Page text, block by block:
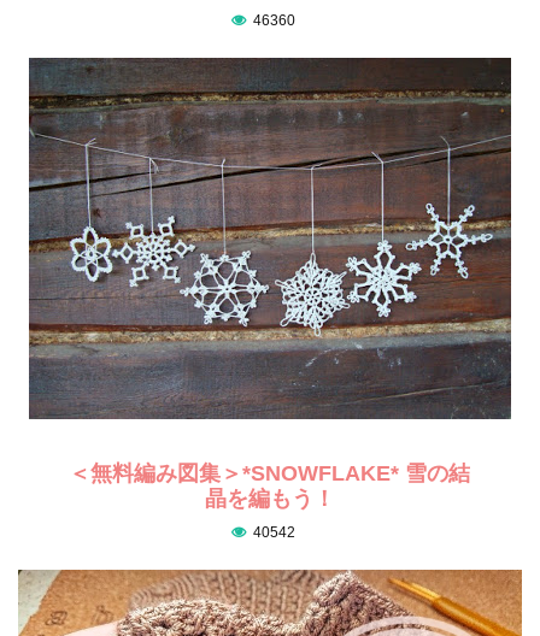
46360
＜無料編み図集＞*SNOWFLAKE* 雪の結
晶を編もう！
40542